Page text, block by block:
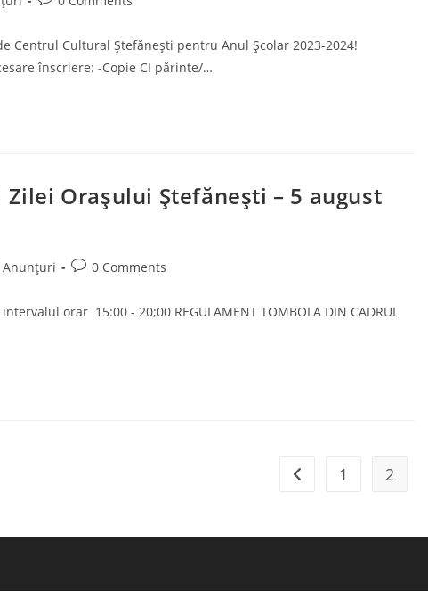
Centrul Cultural Ștefănești pentru Anul Școlar 2023-2024!
înscriere: -Copie CI părinte/…
Orașului Ștefănești – 5 august
Anunțuri
Post0 Comments
orar 15:00 - 20;00 REGULAMENT TOMBOLA DIN CADRUL
Go to the previous page
1 2